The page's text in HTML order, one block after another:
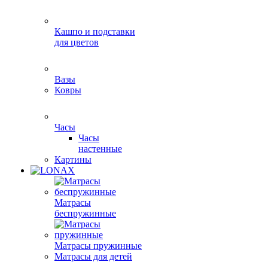
Кашпо и подставки
для цветов
Вазы
Ковры
Часы
Часы
настенные
Картины
Матрасы
беспружинные
Матрасы пружинные
Матрасы для детей